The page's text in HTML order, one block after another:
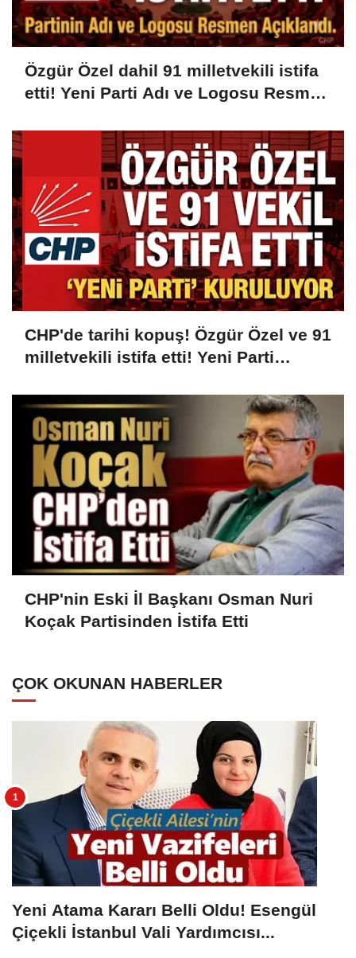
Özgür Özel dahil 91 milletvekili istifa
etti! Yeni Parti Adı ve Logosu Resmen
CHP'de tarihi kopuş! Özgür Özel ve 91
milletvekili istifa etti! Yeni Parti
CHP'nin Eski İl Başkanı Osman Nuri
Koçak Partisinden İstifa Etti
ÇOK OKUNAN HABERLER
Yeni Atama Kararı Belli Oldu! Esengül
Çiçekli İstanbul Vali Yardımcısı...